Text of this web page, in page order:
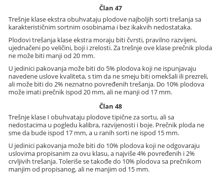
Član 47
Trešnje klase ekstra obuhvataju plodove najboljih sorti trešanja sa
karakterističnim sortnim osobinama i bez ikakvih nedostataka.
Plodovi trešanja klase ekstra moraju biti čvrsti, pravilno razvijeni,
ujednačeni po veličini, boji i zrelosti. Za trešnje ove klase prečnik ploda
ne može biti manji od 20 mm.
U jedinici pakovanja može biti do 5% plodova koji ne ispunjavaju
navedene uslove kvaliteta, s tim da ne smeju biti omekšali ili prezreli,
ali može biti do 2% neznatno povređenih trešanja. Do 10% plodova
može imati prečnik ispod 20 mm, ali ne manji od 17 mm.
Član 48
Trešnje klase I obuhvataju plodove tipične za sortu, ali sa
nedostacima u pogledu kalibra, razvijenosti i boje. Prečnik ploda ne
sme da bude ispod 17 mm, a u ranih sorti ne ispod 15 mm.
U jedinici pakovanja može biti do 10% plodova koji ne odgovaraju
uslovima propisanim za ovu klasu, a najviše 4% povređenih i 2%
crvljivih trešanja. Toleriše se takođe do 10% plodova sa prečnikom
manjim od propisanog, ali ne manjim od 15 mm.